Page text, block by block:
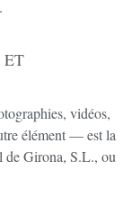
vidéos,
élément — est la
de Girona, S.L., ou